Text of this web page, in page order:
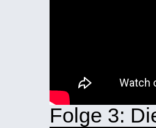
Folge 3: